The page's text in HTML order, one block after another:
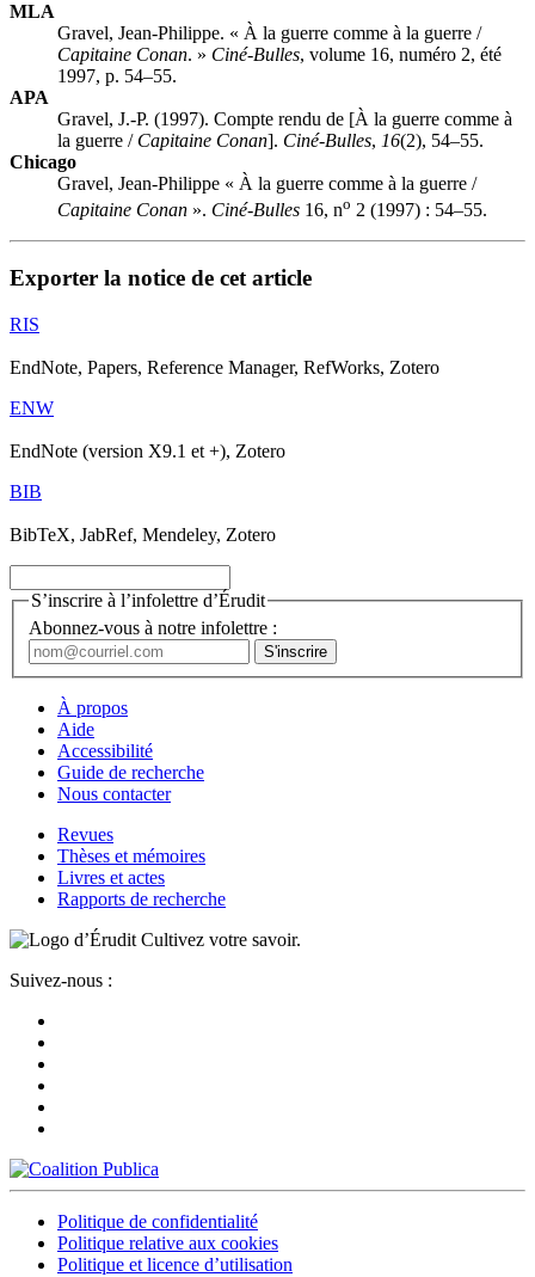
MLA
Gravel, Jean-Philippe. « À la guerre comme à la guerre /
Capitaine Conan. » Ciné-Bulles, volume 16, numéro 2, été
1997, p. 54–55.
APA
Gravel, J.-P. (1997). Compte rendu de [À la guerre comme à
la guerre / Capitaine Conan]. Ciné-Bulles, 16(2), 54–55.
Chicago
Gravel, Jean-Philippe « À la guerre comme à la guerre /
Capitaine Conan ». Ciné-Bulles 16, no 2 (1997) : 54–55.
Exporter la notice de cet article
RIS
EndNote, Papers, Reference Manager, RefWorks, Zotero
ENW
EndNote (version X9.1 et +), Zotero
BIB
BibTeX, JabRef, Mendeley, Zotero
S’inscrire à l’infolettre d’Érudit
Abonnez-vous à notre infolettre :
À propos
Aide
Accessibilité
Guide de recherche
Nous contacter
Revues
Thèses et mémoires
Livres et actes
Rapports de recherche
Cultivez votre savoir.
Suivez-nous :
Politique de confidentialité
Politique relative aux cookies
Politique et licence d’utilisation